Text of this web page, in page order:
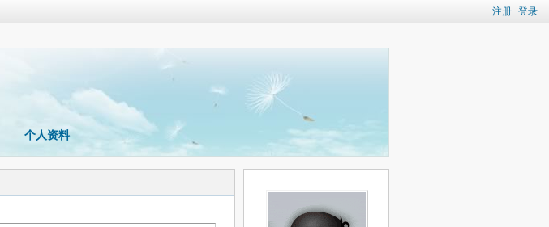
注册 登录
个人资料